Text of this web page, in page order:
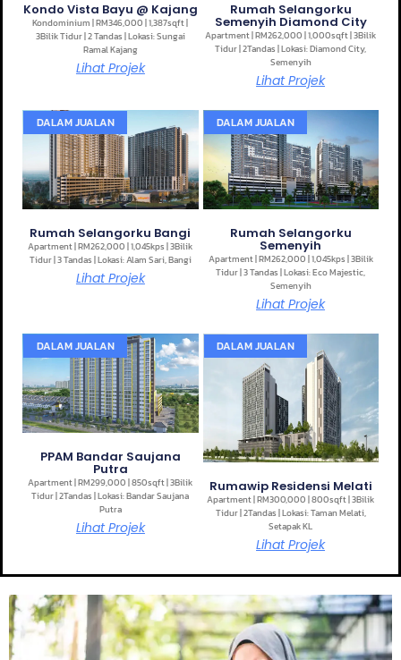
Kondo Vista Bayu @ Kajang
Kondominium | RM346,000 | 1,387sqft |
3Bilik Tidur | 2 Tandas | Lokasi: Sungai
Ramal Kajang
Lihat Projek
Rumah Selangorku
Semenyih Diamond City
Apartment | RM262,000 | 1,000sqft | 3Bilik
Tidur | 2Tandas | Lokasi: Diamond City,
Semenyih
Lihat Projek
DALAM JUALAN
Rumah Selangorku Bangi
Apartment | RM262,000 | 1,045kps | 3Bilik
Tidur | 3 Tandas | Lokasi: Alam Sari, Bangi
Lihat Projek
DALAM JUALAN
Rumah Selangorku
Semenyih
Apartment | RM262,000 | 1,045kps | 3Bilik
Tidur | 3 Tandas | Lokasi: Eco Majestic,
Semenyih
Lihat Projek
DALAM JUALAN
PPAM Bandar Saujana
Putra
Apartment | RM299,000 | 850sqft | 3Bilik
Tidur | 2Tandas | Lokasi: Bandar Saujana
Putra
Lihat Projek
DALAM JUALAN
Rumawip Residensi Melati
Apartment | RM300,000 | 800sqft | 3Bilik
Tidur | 2Tandas | Lokasi: Taman Melati,
Setapak KL
Lihat Projek